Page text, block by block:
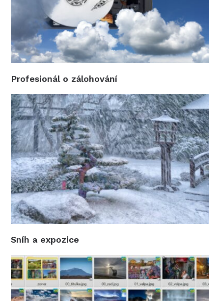
Profesionál o zálohování
Sníh a expozice